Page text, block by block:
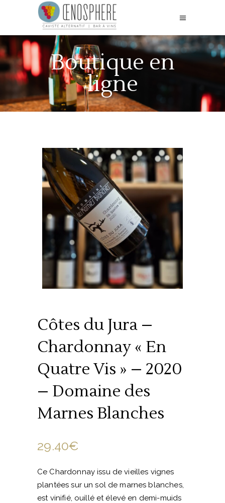
Boutique en
ligne
Côtes du Jura –
Chardonnay « En
Quatre Vis » – 2020
– Domaine des
Marnes Blanches
29.40€
Ce Chardonnay issu de vieilles vignes
plantées sur un sol de marnes blanches,
est vinifié, ouillé et élevé en demi-muids